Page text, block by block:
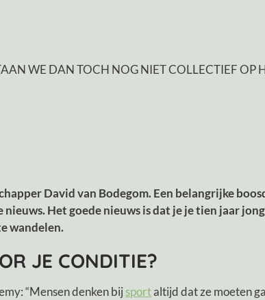
WE DAN TOCH NOG NIET COLLECTIEF OP
David van Bodegom. Een belangrijke
Het goede nieuws is dat je je tien jaar
wandelen.
JE CONDITIE?
“Mensen denken bijsportaltijd dat ze moeten